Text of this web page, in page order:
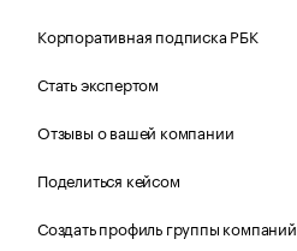
Корпоративная подписка РБК
Стать экспертом
Отзывы о вашей компании
Поделиться кейсом
Создать профиль группы компаний